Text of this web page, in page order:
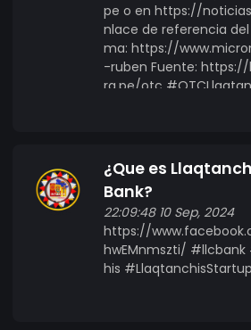
atención al cliente
brindar respuestas rápidas y
consultas de los usuarios,
experiencia de usuario. 4. Predicciones y
recomendaciones: La
predicciones sobre el valor y
futuro de la criptomoneda
ayudar a los usuarios a tomar
inversión más informadas. Estamos
comprometidos con la
responsable de la Inteligencia
garantizar la privacidad y
pe o en https://
nlace de referencia
ma: https://
-ruben Fuente:
rg.pe/otc
¿Que es
Bank?
22:09:48 10 Sep, 2024
https://
hwEMnmszti/
his